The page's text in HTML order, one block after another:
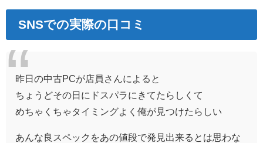
SNSでの実際の口コミ
昨日の中古PCが店員さんによると
ちょうどその日にドスパラにきてたらしくて
めちゃくちゃタイミングよく俺が見つけたらしい
あんな良スペックをあの値段で発見出来るとは思わな